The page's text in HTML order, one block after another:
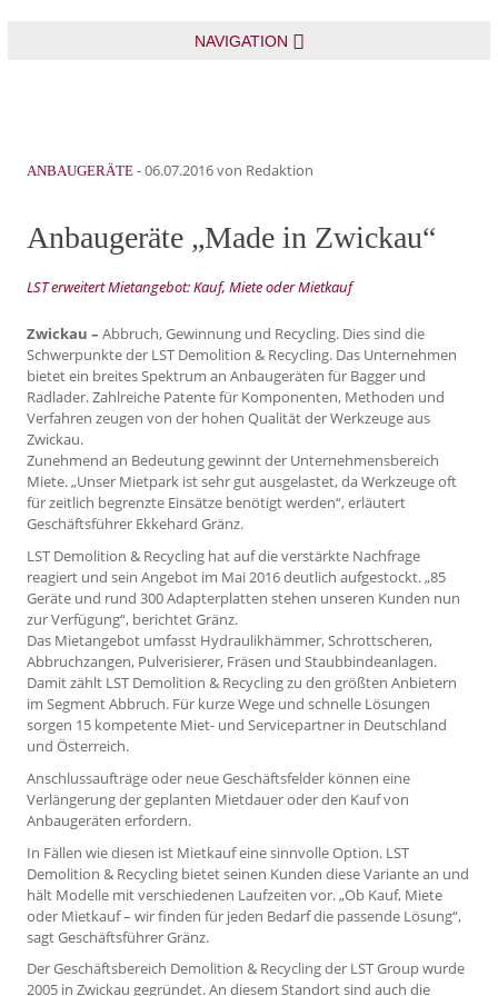
NAVIGATION
ANBAUGERÄTE -06.07.2016von Redaktion
Anbaugeräte „Made in Zwickau“
LST erweitert Mietangebot: Kauf, Miete oder Mietkauf
Zwickau – Abbruch, Gewinnung und Recycling. Dies sind die
Schwerpunkte der LST Demolition & Recycling. Das Unternehmen
bietet ein breites Spektrum an Anbaugeräten für Bagger und
Radlader. Zahlreiche Patente für Komponenten, Methoden und
Verfahren zeugen von der hohen Qualität der Werkzeuge aus
Zwickau.
Zunehmend an Bedeutung gewinnt der Unternehmensbereich
Miete. „Unser Mietpark ist sehr gut ausgelastet, da Werkzeuge oft
für zeitlich begrenzte Einsätze benötigt werden“, erläutert
Geschäftsführer Ekkehard Gränz.
LST Demolition & Recycling hat auf die verstärkte Nachfrage
reagiert und sein Angebot im Mai 2016 deutlich aufgestockt. „85
Geräte und rund 300 Adapterplatten stehen unseren Kunden nun
zur Verfügung“, berichtet Gränz.
Das Mietangebot umfasst Hydraulikhämmer, Schrottscheren,
Abbruchzangen, Pulverisierer, Fräsen und Staubbindeanlagen.
Damit zählt LST Demolition & Recycling zu den größten Anbietern
im Segment Abbruch. Für kurze Wege und schnelle Lösungen
sorgen 15 kompetente Miet- und Servicepartner in Deutschland
und Österreich.
Anschlussaufträge oder neue Geschäftsfelder können eine
Verlängerung der geplanten Mietdauer oder den Kauf von
Anbaugeräten erfordern.
In Fällen wie diesen ist Mietkauf eine sinnvolle Option. LST
Demolition & Recycling bietet seinen Kunden diese Variante an und
hält Modelle mit verschiedenen Laufzeiten vor. „Ob Kauf, Miete
oder Mietkauf – wir finden für jeden Bedarf die passende Lösung“,
sagt Geschäftsführer Gränz.
Der Geschäftsbereich Demolition & Recycling der LST Group wurde
2005 in Zwickau gegründet. An diesem Standort sind auch die